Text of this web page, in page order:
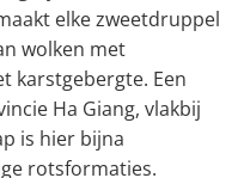
elke zweetdruppel
wolken met
karstgebergte. Een
Ha Giang, vlakbij
is hier bijna
rotsformaties.